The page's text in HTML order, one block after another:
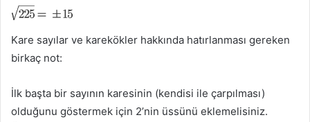
Kare sayılar ve karekökler hakkında hatırlanması gereken
birkaç not:
İlk başta bir sayının karesinin (kendisi ile çarpılması)
olduğunu göstermek için 2’nin üssünü eklemelisiniz.